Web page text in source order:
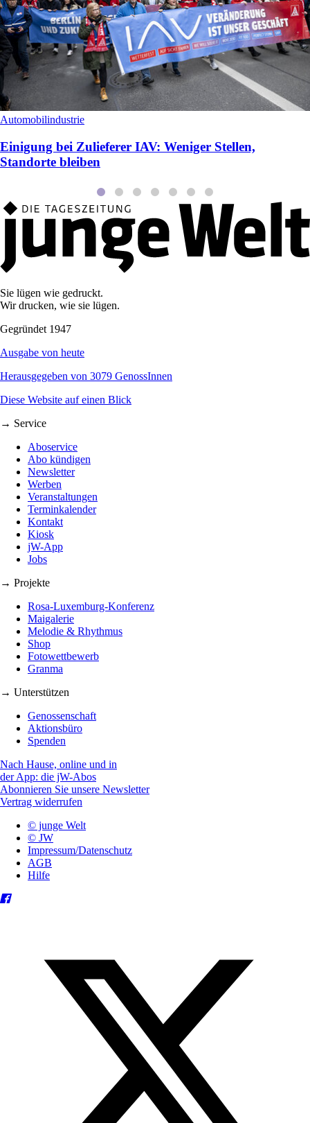
Automobilindustrie
Einigung bei Zulieferer IAV: Weniger Stellen,
Standorte bleiben
Sie lügen wie gedruckt.
Wir drucken, wie sie lügen.
Gegründet 1947
Ausgabe von heute
Herausgegeben von 3079 GenossInnen
Diese Website auf einen Blick
→ Service
Aboservice
Abo kündigen
Newsletter
Werben
Veranstaltungen
Terminkalender
Kontakt
Kiosk
jW-App
Jobs
→ Projekte
Rosa-Luxemburg-Konferenz
Maigalerie
Melodie & Rhythmus
Shop
Fotowettbewerb
Granma
→ Unterstützen
Genossenschaft
Aktionsbüro
Spenden
Nach Hause, online und in
der App: die jW-Abos
Abonnieren Sie unsere Newsletter
Vertrag widerrufen
© junge Welt
© JW
Impressum/Datenschutz
AGB
Hilfe